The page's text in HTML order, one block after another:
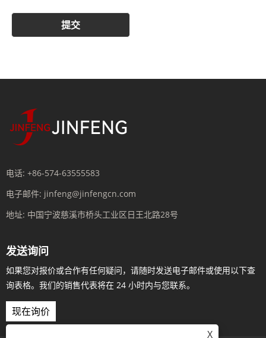
电话: +86-574-63555583
电子邮件: jinfeng@jinfengcn.com
地址: 中国宁波慈溪市桥头工业区日王北路28号
发送询问
如果您对报价或合作有任何疑问，请随时发送电子邮件或使用以下查
询表格。我们的销售代表将在 24 小时内与您联系。
现在询价
X